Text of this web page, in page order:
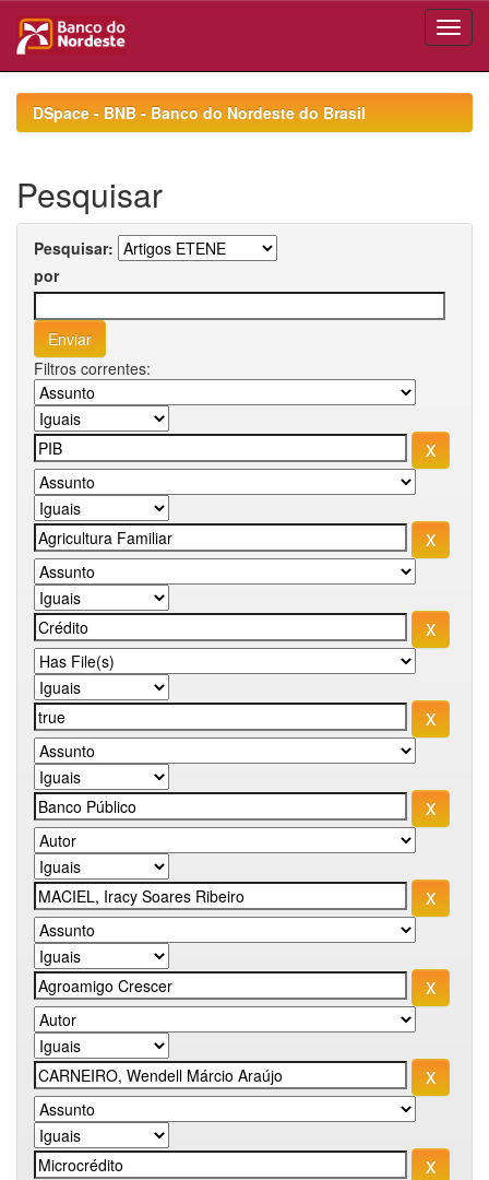
navigationDSpace - BNB - Banco do Nordeste do Brasil
Pesquisar
Pesquisar:
por
Filtros correntes: